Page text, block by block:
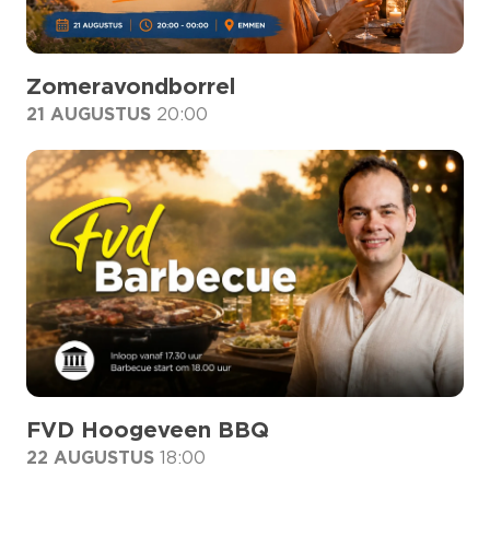
Zomeravondborrel
21 AUGUSTUS 20:00
FVD Hoogeveen BBQ
22 AUGUSTUS 18:00